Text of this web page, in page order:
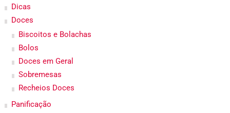
Dicas
Doces
Biscoitos e Bolachas
Bolos
Doces em Geral
Sobremesas
Recheios Doces
Panificação